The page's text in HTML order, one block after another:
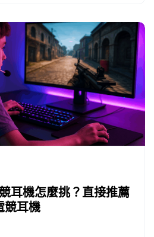
耳機怎麼挑？直接推薦
競耳機